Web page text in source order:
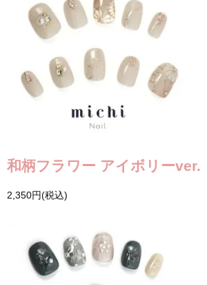
和柄フラワー アイボリーver.
2,350円(税込)